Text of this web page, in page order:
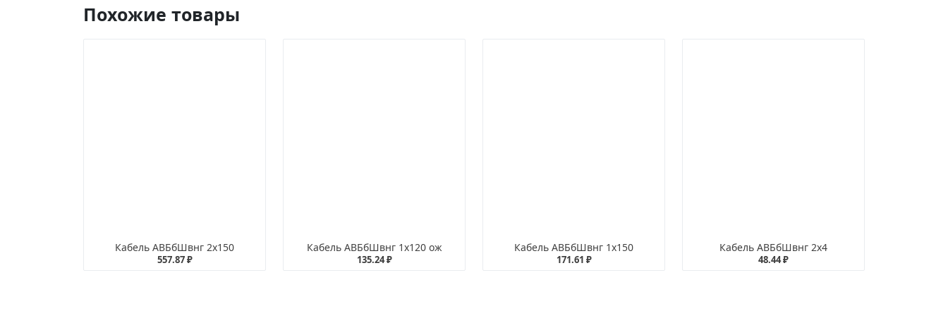
Похожие товары
Кабель АВБбШвнг 2х150
557.87 ₽
Кабель АВБбШвнг 1х120 ож
135.24 ₽
Кабель АВБбШвнг 1х150
171.61 ₽
Кабель АВБбШвнг 2х4
48.44 ₽